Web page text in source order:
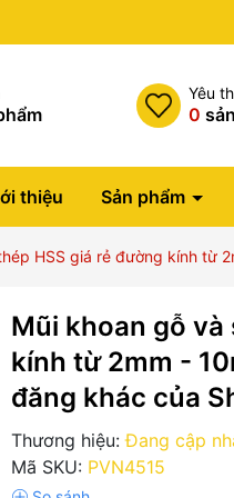
Yêu
0
thiệu Sản phẩm
HSS giá rẻ đường kính từ
Mũi khoan gỗ và
kính từ 2mm -
đăng khác của
Thương hiệu: Đang cập
Mã SKU: PVN4515